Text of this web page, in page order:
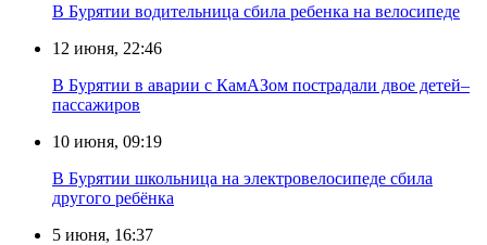
В Бурятии водительница сбила ребенка на велосипеде
12 июня, 22:46
В Бурятии в аварии с КамАЗом пострадали двое детей–
пассажиров
10 июня, 09:19
В Бурятии школьница на электровелосипеде сбила
другого ребёнка
5 июня, 16:37